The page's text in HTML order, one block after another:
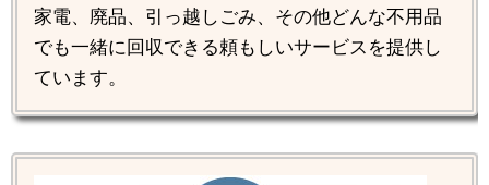
家電、廃品、引っ越しごみ、その他どんな不用品
でも一緒に回収できる頼もしいサービスを提供し
ています。